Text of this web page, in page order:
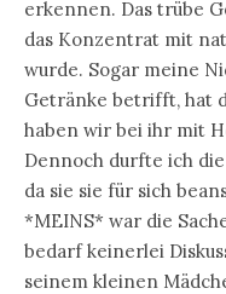
erkennen. Das trübe
das Konzentrat mit
wurde. Sogar meine
Getränke betrifft, hat
haben wir bei ihr mit
Dennoch durfte ich
da sie sie für sich
*MEINS* war die
bedarf keinerlei
seinem kleinen